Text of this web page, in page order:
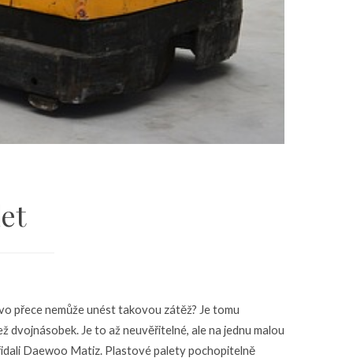
přece nemůže unést takovou zátěž? Je tomu
dvojnásobek. Je to až neuvěřitelné, ale na jednu malou
Daewoo Matiz. Plastové palety pochopitelně